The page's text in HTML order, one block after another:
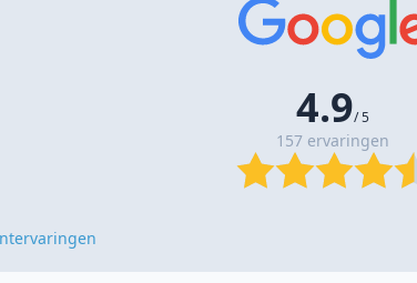
4.9/ 5
157 ervaringen